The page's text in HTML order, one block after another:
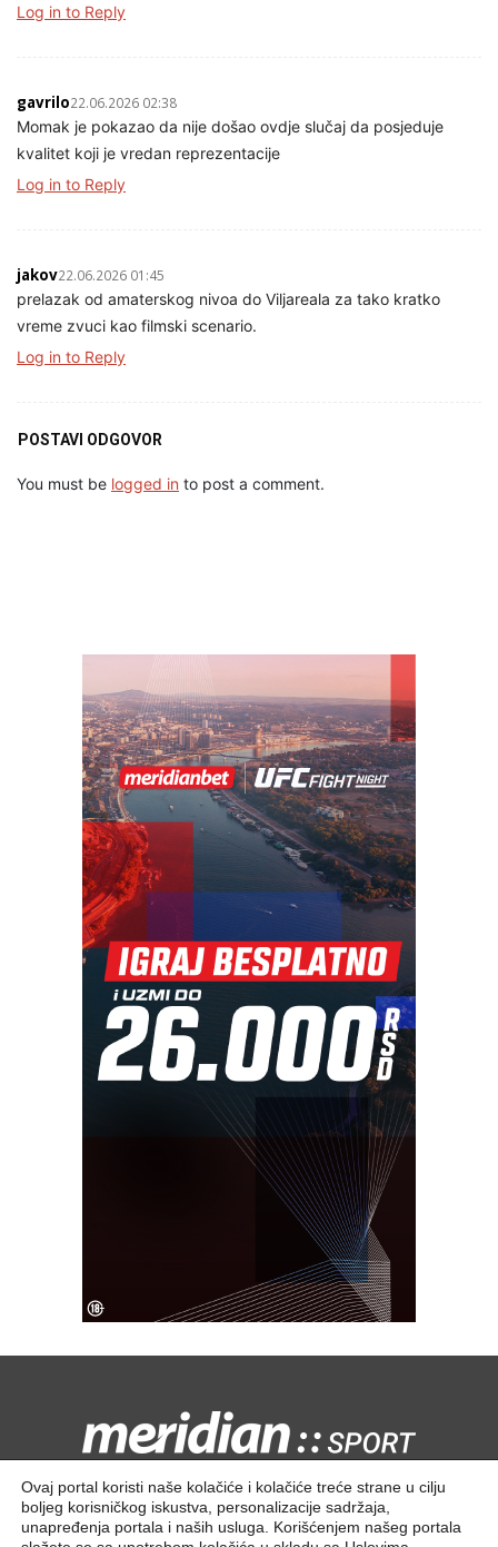
Log in to Reply
gavrilo22.06.2026 02:38
Momak je pokazao da nije došao ovdje slučaj da posjeduje
kvalitet koji je vredan reprezentacije
Log in to Reply
jakov22.06.2026 01:45
prelazak od amaterskog nivoa do Viljareala za tako kratko
vreme zvuci kao filmski scenario.
Log in to Reply
POSTAVI ODGOVOR
You must be logged in to post a comment.
Kontaktirajte nas:redakcija@meridiansport.rs
Ovaj portal koristi naše kolačiće i kolačiće treće strane u cilju
boljeg korisničkog iskustva, personalizacije sadržaja,
unapređenja portala i naših usluga. Korišćenjem našeg portala